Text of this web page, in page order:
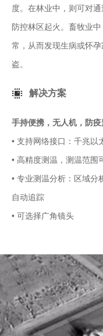
度。在林业中，则可对
防控林区起火。畜牧业
常，从而发现生病或怀
盗。
解决方案
手持便携，无人机，防
• 支持网络接口：千兆以
• 高精度测温，测温范围
• 专业测温分析：区域分
自动追踪
• 可选择广角镜头